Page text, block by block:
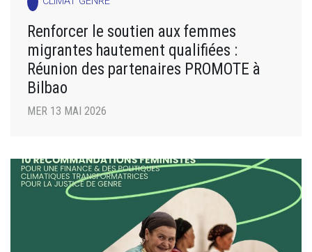
Renforcer le soutien aux femmes
migrantes hautement qualifiées :
Réunion des partenaires PROMOTE à
Bilbao
MER 13 MAI 2026